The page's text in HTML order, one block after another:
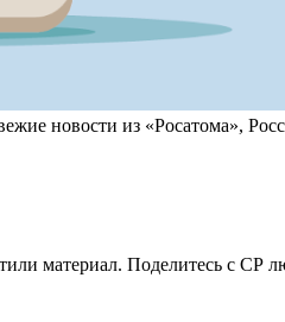
новости из «Росатома»,
материал. Поделитесь с